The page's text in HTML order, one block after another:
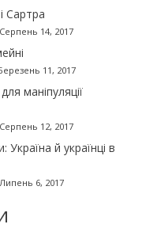
Сартра
Серпень 14, 2017
11, 2017
маніпуляції
Серпень 12, 2017
Україна й українці в
Липень 6, 2017